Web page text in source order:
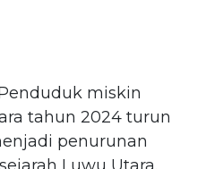
miskin
tahun 2024 turun
penurunan